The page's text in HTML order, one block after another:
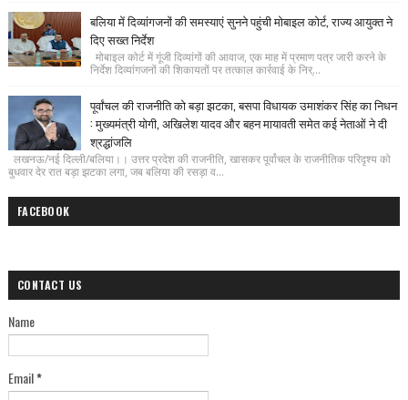
बलिया में दिव्यांगजनों की समस्याएं सुनने पहुंची मोबाइल कोर्ट, राज्य आयुक्त ने
दिए सख्त निर्देश
मोबाइल कोर्ट में गूंजी दिव्यांगों की आवाज, एक माह में प्रमाण पत्र जारी करने के
निर्देश दिव्यांगजनों की शिकायतों पर तत्काल कार्रवाई के निर्...
पूर्वांचल की राजनीति को बड़ा झटका, बसपा विधायक उमाशंकर सिंह का निधन
: मुख्यमंत्री योगी, अखिलेश यादव और बहन मायावती समेत कई नेताओं ने दी
श्रद्धांजलि
लखनऊ/नई दिल्ली/बलिया।। उत्तर प्रदेश की राजनीति, खासकर पूर्वांचल के राजनीतिक परिदृश्य को
बुधवार देर रात बड़ा झटका लगा, जब बलिया की रसड़ा व...
FACEBOOK
CONTACT US
Name
Email*